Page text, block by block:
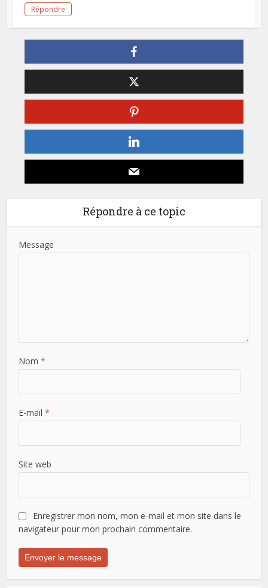
Répondre
Répondre à ce topic
Message
Nom*
E-mail*
Site web
Enregistrer mon nom, mon e-mail et mon site dans le
navigateur pour mon prochain commentaire.